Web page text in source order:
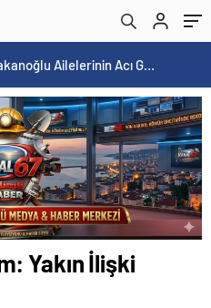
Toksöz ve Rakanoğlu Ailelerinin Acı Günü
Yakın İlişki